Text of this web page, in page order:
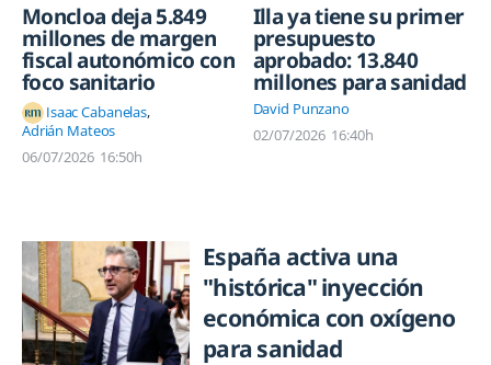
Moncloa deja 5.849
millones de margen
fiscal autonómico con
foco sanitario
Isaac Cabanelas
Adrián Mateos
06/07/2026 16:50h
Illa ya tiene su primer
presupuesto
aprobado: 13.840
millones para sanidad
David Punzano
02/07/2026 16:40h
España activa una
"histórica" inyección
económica con oxígeno
para sanidad